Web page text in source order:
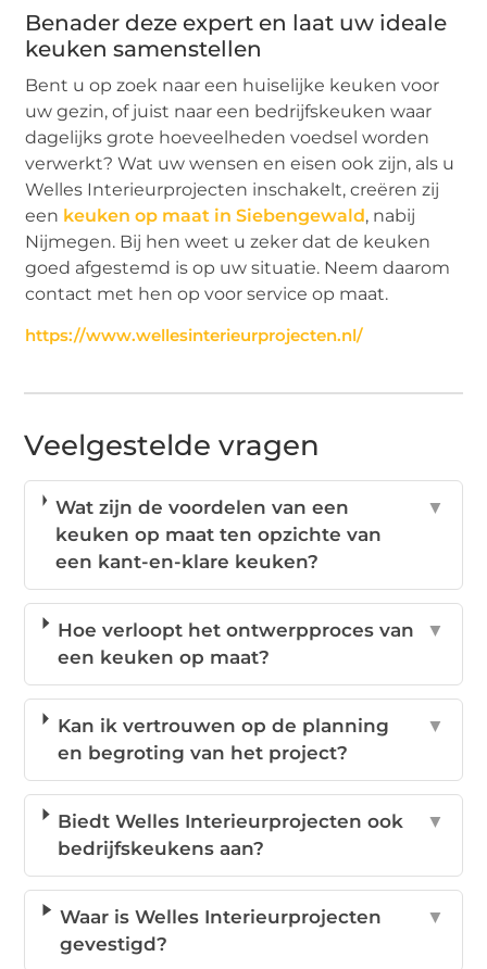
Benader deze expert en laat uw ideale
keuken samenstellen
Bent u op zoek naar een huiselijke keuken voor
uw gezin, of juist naar een bedrijfskeuken waar
dagelijks grote hoeveelheden voedsel worden
verwerkt? Wat uw wensen en eisen ook zijn, als u
Welles Interieurprojecten inschakelt, creëren zij
een keuken op maat in Siebengewald, nabij
Nijmegen. Bij hen weet u zeker dat de keuken
goed afgestemd is op uw situatie. Neem daarom
contact met hen op voor service op maat.
https://www.wellesinterieurprojecten.nl/
Veelgestelde vragen
Wat zijn de voordelen van een
keuken op maat ten opzichte van
een kant-en-klare keuken?
▼
Hoe verloopt het ontwerpproces van
een keuken op maat?
▼
Kan ik vertrouwen op de planning
en begroting van het project?
▼
Biedt Welles Interieurprojecten ook
bedrijfskeukens aan?
▼
Waar is Welles Interieurprojecten
gevestigd?
▼